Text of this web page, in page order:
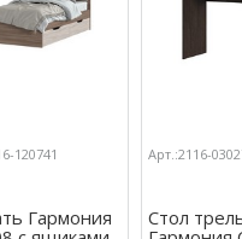
120741
Гармония
Арт.:2116-
Стол